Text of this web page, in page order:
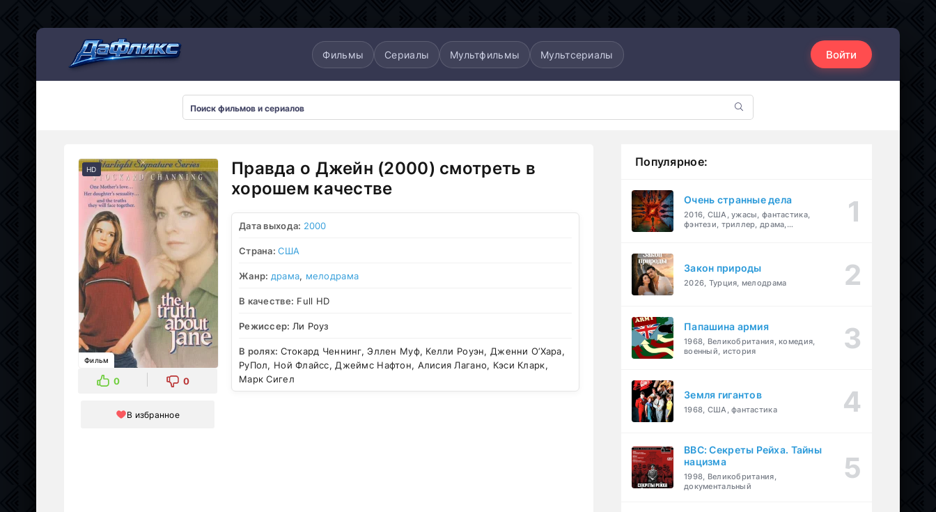
Фильмы Сериалы Мультфильмы Мультсериалы Войти
HD
Фильм
0 0
В избранное
Правда о Джейн (2000) смотреть в
хорошем качестве
Дата выхода: 2000
Страна:США
Жанр: драма, мелодрама
В качестве: Full HD
Режиссер: Ли Роуз
В ролях: Стокард Ченнинг, Эллен Муф, Келли Роуэн, Дженни О’Хара,
РуПол, Ной Флайсс, Джеймс Нафтон, Алисия Лагано, Кэси Кларк,
Марк Сигел
Популярное:
Очень странные дела
2016, США, ужасы, фантастика,
фэнтези, триллер, драма,
Закон природы
2026, Турция, мелодрама
Папашина армия
1968, Великобритания, комедия,
военный, история
Земля гигантов
1968, США, фантастика
BBC: Секреты Рейха. Тайны
нацизма
1998, Великобритания,
документальный
Мультсериалы